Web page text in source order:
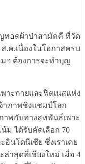
ทอดผ้าป่าสามัคคี ที่วัด
.ค.เนื่องในโอกาสครบ
ฯ ต้องการจะทำบุญ
าะกายและฟิตเนสแห่ง
จ้าภาพชิงแชมป์โลก
าพกับทางสหพันธ์เพาะ
ม ได้รับคัดเลือก 70
นโดนีเซีย ซึ่งเราเคย
ล่าสุดที่เชียงใหม่ เมื่อ 4